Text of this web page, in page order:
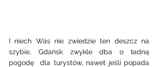
I niech Was nie zwiedzie ten deszcz na
szybie, Gdańsk zwykle dba o ładną
pogodę  dla turystów, nawet jeśli popada